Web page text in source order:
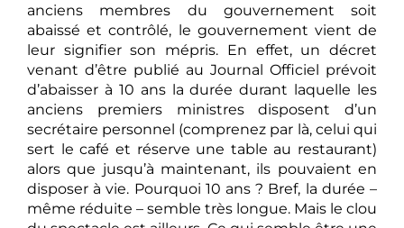
anciens membres du gouvernement soit
abaissé et contrôlé, le gouvernement vient de
leur signifier son mépris. En effet, un décret
venant d’être publié au Journal Officiel prévoit
d’abaisser à 10 ans la durée durant laquelle les
anciens premiers ministres disposent d’un
secrétaire personnel (comprenez par là, celui qui
sert le café et réserve une table au restaurant)
alors que jusqu’à maintenant, ils pouvaient en
disposer à vie. Pourquoi 10 ans ? Bref, la durée –
même réduite – semble très longue. Mais le clou